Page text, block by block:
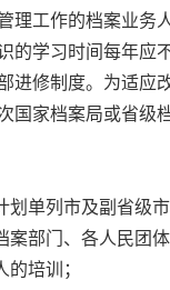
理工作的档案业务
的学习时间每年应
修制度。为适应
国家档案局或省级
单列市及副省级
部门、各人民团体
培训；